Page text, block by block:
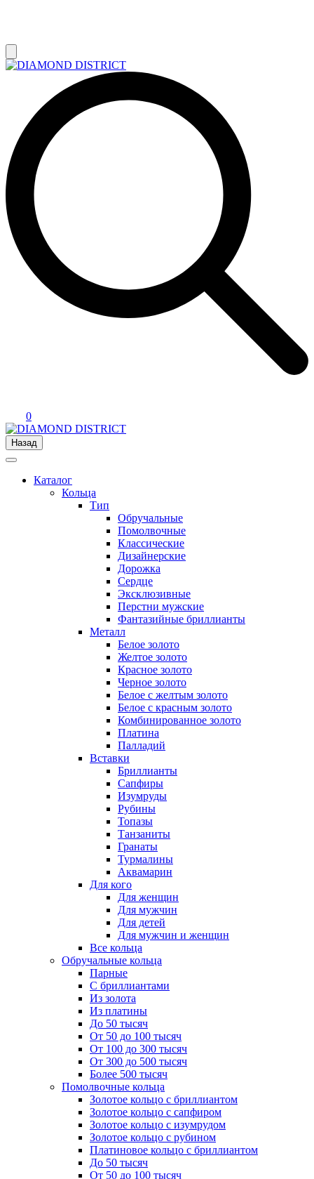
0
Назад
Каталог
Кольца
Тип
Обручальные
Помолвочные
Классические
Дизайнерские
Дорожка
Сердце
Эксклюзивные
Перстни мужские
Фантазийные бриллианты
Металл
Белое золото
Желтое золото
Красное золото
Черное золото
Белое с желтым золото
Белое с красным золото
Комбинированное золото
Платина
Палладий
Вставки
Бриллианты
Сапфиры
Изумруды
Рубины
Топазы
Танзаниты
Гранаты
Турмалины
Аквамарин
Для кого
Для женщин
Для мужчин
Для детей
Для мужчин и женщин
Все кольца
Обручальные кольца
Парные
С бриллиантами
Из золота
Из платины
До 50 тысяч
От 50 до 100 тысяч
От 100 до 300 тысяч
От 300 до 500 тысяч
Более 500 тысяч
Помолвочные кольца
Золотое кольцо с бриллиантом
Золотое кольцо с сапфиром
Золотое кольцо с изумрудом
Золотое кольцо с рубином
Платиновое кольцо с бриллиантом
До 50 тысяч
От 50 до 100 тысяч